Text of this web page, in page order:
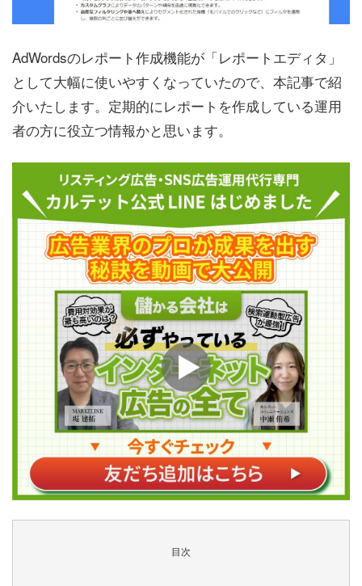
AdWordsのレポート作成機能が「レポートエディタ」
として大幅に使いやすくなっていたので、本記事で紹
介いたします。定期的にレポートを作成している運用
者の方に役立つ情報かと思います。
目次